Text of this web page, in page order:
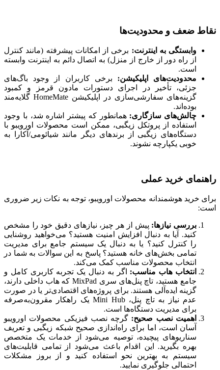
نقاط ضعف و محدودیت‌ها
وابستگی به اینترنت: برخی از امکانات پیشرفته (مانند کنترل
از راه دور از خارج از منزل) به اتصال دائم به اینترنت وابسته
است.
محدودیت‌های اپلیکیشن: برخی کاربران از وجود باگ‌های
جزئی، تأخیر در اجرای دستورات مادون قرمز و کمبود
گزینه‌های سفارشی‌سازی در اپلیکیشن HomeMate گلایه‌مند
بوده‌اند.
چالش‌های سازگاری: همانطور که پیشتر اشاره شد، با وجود
استفاده از پروتکل زیگبی، ممکن است محصولات اورویبو با
دستگاه‌های زیگبی از برندهای دیگر مانند شیائومی/آکارا به
خوبی یکپارچه نشوند.
راهنمای خرید عملی
برای خرید هوشمندانه محصولات اورویبو، توجه به نکات زیر ضروری
است:
بررسی نیازها: پیش از هر چیز، نیازهای دقیق خود را مشخص
کنید. آیا به دنبال افزایش امنیت هستید؟ می‌خواهید روشنایی
را کنترل کنید؟ یا به دنبال یک سیستم جامع برای مدیریت
تمامی بخش‌های خانه هستید؟ پاسخ به این سوالات به شما در
انتخاب محصولات مناسب کمک می‌کند.
انتخاب هاب مناسب: اگر به دنبال یک تجربه کاربری کامل و
جامع هستید، تاچ پنل‌های سری MixPad که هاب داخلی دارند،
گزینه ایده‌آلی هستند. برای پروژه‌های اقتصادی‌تر یا در صورت
عدم نیاز به تاچ پنل، Mini Hub یک راهکار مقرون‌به‌صرفه
برای مدیریت دستگاه‌ها است.
اهمیت نصب صحیح: گرچه نصب فیزیکی محصولات اورویبو
آسان است، اما برای راه‌اندازی صحیح شبکه زیگبی و تعریف
سناریوهای پیچیده، توصیه می‌شود از خدمات یک متخصص
بهره بگیرید. این اقدام باعث می‌شود از تمامی قابلیت‌های
سیستم به بهترین نحو استفاده کنید و از بروز مشکلات
احتمالی جلوگیری نمایید.